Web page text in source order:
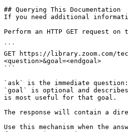
## Querying This Documentation
If you need additional
Perform an HTTP GET request
```
GET https://library.zoom.com/
<question>&goal=<endgoal>
```
`ask` is the immediate
`goal` is optional and
is most useful for that goal.
The response will contain a
Use this mechanism when